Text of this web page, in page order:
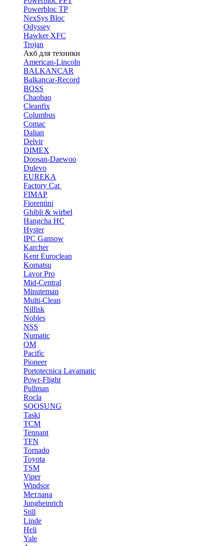
Powerbloc TP
NexSys Bloc
Odyssey
Hawker XFC
Trojan
Акб для техники
American-Lincoln
BALKANCAR
Balkancar-Record
BOSS
Chaobao
Cleanfix
Columbus
Comac
Dalian
Delvir
DIMEX
Doosan-Daewoo
Dulevo
EUREKA
Factory Cat
FIMAP
Fiorentini
Ghibli & wirbel
Hangcha HC
Hyster
IPC Gansow
Karcher
Kent Euroclean
Komatsu
Lavor Pro
Mid-Central
Minuteman
Multi-Clean
Nilfisk
Nobles
NSS
Numatic
OM
Pacific
Pioneer
Portotecnica Lavamatic
Powr-Flight
Pullman
Rocla
SOOSUNG
Taski
TCM
Tennant
TFN
Tornado
Toyota
TSM
Viper
Windsor
Метлана
Jungheinrich
Still
Linde
Heli
Yale